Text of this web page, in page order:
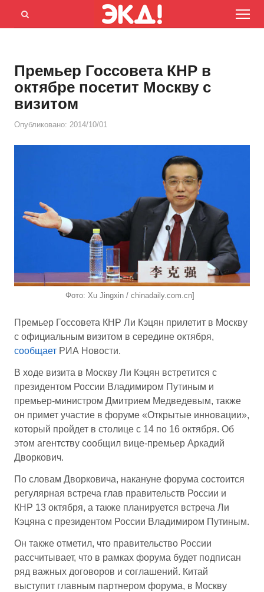
Menu
Открыть
Премьер Госсовета КНР в
октябре посетит Москву с
визитом
Опубликовано: 2014/10/01
Фото: Xu Jingxin / chinadaily.com.cn]
Премьер Госсовета КНР Ли Кэцян прилетит в Москву
с официальным визитом в середине октября,
сообщает РИА Новости.
В ходе визита в Москву Ли Кэцян встретится с
президентом России Владимиром Путиным и
премьер-министром Дмитрием Медведевым, также
он примет участие в форуме «Открытые инновации»,
который пройдет в столице с 14 по 16 октября. Об
этом агентству сообщил вице-премьер Аркадий
Дворкович.
По словам Дворковича, накануне форума состоится
регулярная встреча глав правительств России и
КНР 13 октября, а также планируется встреча Ли
Кэцяна с президентом России Владимиром Путиным.
Он также отметил, что правительство России
рассчитывает, что в рамках форума будет подписан
ряд важных договоров и соглашений. Китай
выступит главным партнером форума, в Москву